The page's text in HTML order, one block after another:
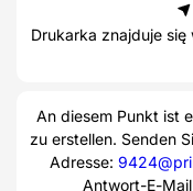
Drukarka znajduje
An diesem Punkt ist
zu erstellen. Senden
Adresse:
Antwort-E-